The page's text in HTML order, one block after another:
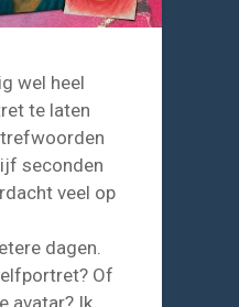
wel heel
te laten
seconden
veel op
dagen.
Of
avatar? Ik